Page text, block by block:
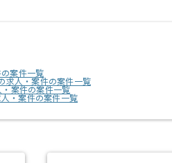
案件一覧
求人・案件の案件一覧
・案件の案件一覧
・案件の案件一覧